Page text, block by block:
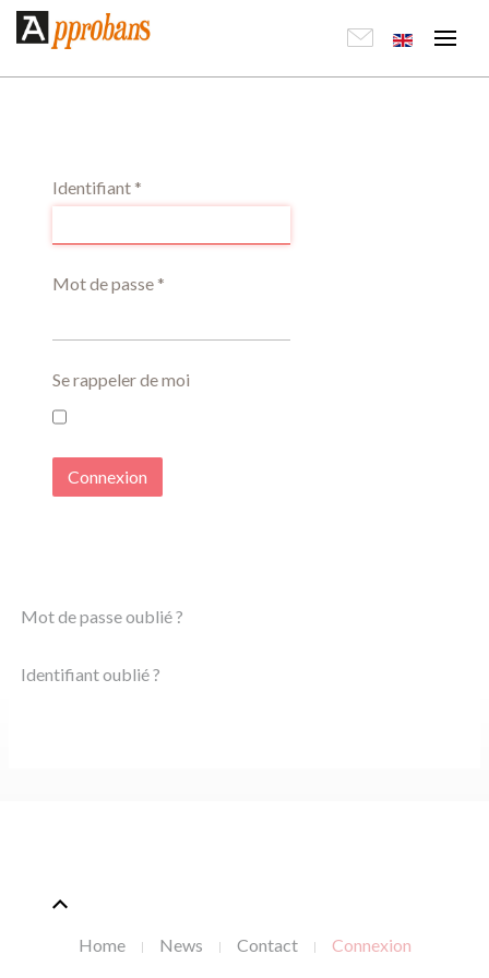
Identifiant *
Mot de passe *
Se rappeler de moi
Connexion
Mot de passe oublié ?
Identifiant oublié ?
Home News Contact Connexion